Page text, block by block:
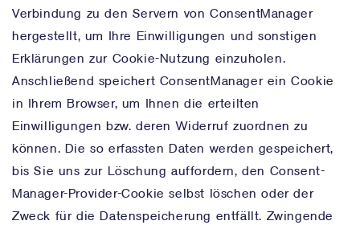
Verbindung zu den Servern von ConsentManager
hergestellt, um Ihre Einwilligungen und sonstigen
Erklärungen zur Cookie-Nutzung einzuholen.
Anschließend speichert ConsentManager ein Cookie
in Ihrem Browser, um Ihnen die erteilten
Einwilligungen bzw. deren Widerruf zuordnen zu
können. Die so erfassten Daten werden gespeichert,
bis Sie uns zur Löschung auffordern, den Consent-
Manager-Provider-Cookie selbst löschen oder der
Zweck für die Datenspeicherung entfällt. Zwingende